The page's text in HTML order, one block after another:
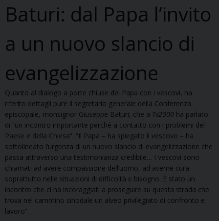
Baturi: dal Papa l’invito
a un nuovo slancio di
evangelizzazione
Quanto al dialogo a porte chiuse del Papa con i vescovi, ha
riferito dettagli pure il segretario generale della Conferenza
episcopale, monsignor Giuseppe Baturi, che a Tv2000 ha parlato
di “un incontro importante perché a contatto con i problemi del
Paese e della Chiesa”. “Il Papa – ha spiegato il vescovo – ha
sottolineato l’urgenza di un nuovo slancio di evangelizzazione che
passa attraverso una testimonianza credibile… I vescovi sono
chiamati ad avere compassione dell’uomo, ad averne cura
soprattutto nelle situazioni di difficoltà e bisogno. È stato un
incontro che ci ha incoraggiati a proseguire su questa strada che
trova nel cammino sinodale un alveo privilegiato di confronto e
lavoro”.